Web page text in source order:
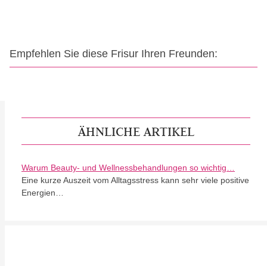
Empfehlen Sie diese Frisur Ihren Freunden:
ÄHNLICHE ARTIKEL
Warum Beauty- und Wellnessbehandlungen so wichtig…
Eine kurze Auszeit vom Alltagsstress kann sehr viele positive
Energien…